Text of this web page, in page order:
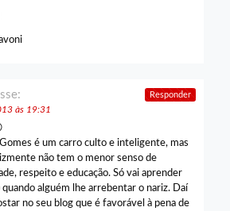
às 19:31
é um carro culto e inteligente, mas
não tem o menor senso de
respeito e educação. Só vai aprender
alguém lhe arrebentar o nariz. Daí
no seu blog que é favorável à pena de
Responder